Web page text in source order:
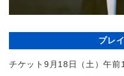
プレ
チケット9月18日（土）午前